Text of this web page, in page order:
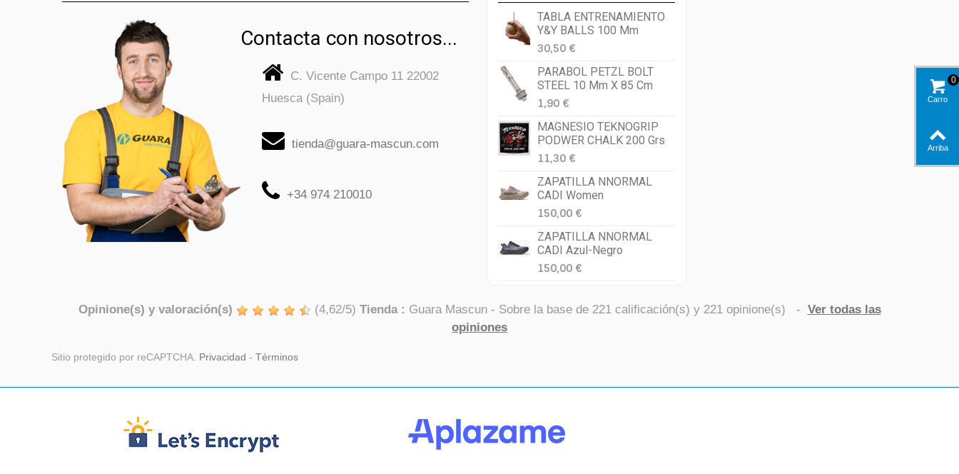
Contacta con nosotros...
C. Vicente Campo 11 22002
Huesca (Spain)
tienda@guara-mascun.com
+34 974 210010
TABLA ENTRENAMIENTO
Y&Y BALLS 100 Mm
30,50 €
PARABOL PETZL BOLT
STEEL 10 Mm X 85 Cm
1,90 €
MAGNESIO TEKNOGRIP
PODWER CHALK 200 Grs
11,30 €
ZAPATILLA NNORMAL
CADI Women
150,00 €
ZAPATILLA NNORMAL
CADI Azul-Negro
150,00 €
Opinione(s) y valoración(s) (4,62/5) Tienda : Guara Mascun- Sobre la base de 221calificación(s) y 221opinione(s) - Ver todas las
opiniones
Sitio protegido por reCAPTCHA. Privacidad - Términos
Carro
0
Arriba